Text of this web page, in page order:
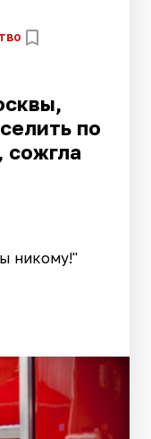
по
сожгла
никому!"